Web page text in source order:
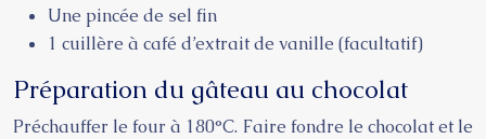
Une pincée de sel fin
1 cuillère à café d’extrait de vanille (facultatif)
Préparation du gâteau au chocolat
Préchauffer le four à 180°C. Faire fondre le chocolat et le